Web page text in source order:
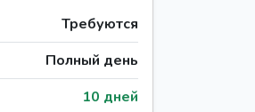
Требуются
Полный день
10 дней